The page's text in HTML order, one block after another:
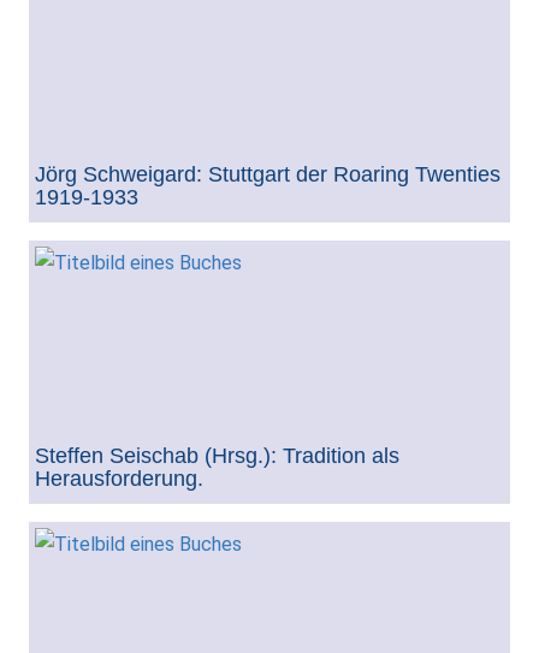
Jörg Schweigard: Stuttgart der Roaring Twenties
1919-1933
Steffen Seischab (Hrsg.): Tradition als
Herausforderung.